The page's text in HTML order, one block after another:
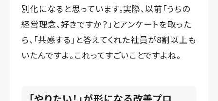
別化になると思っています。実際、以前「うちの
経営理念、好きですか？」とアンケートを取った
ら、「共感する」と答えてくれた社員が8割以上も
いたんですよ。これってすごいことですよね。